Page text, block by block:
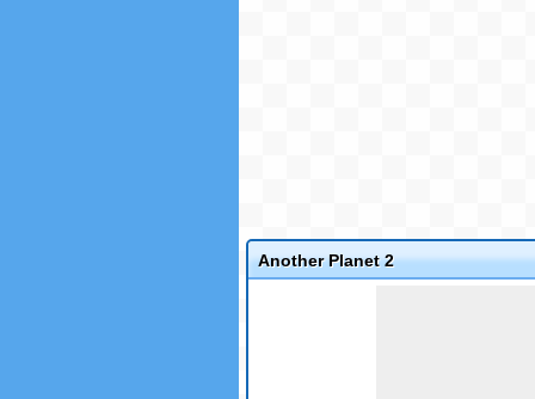
Another Planet 2